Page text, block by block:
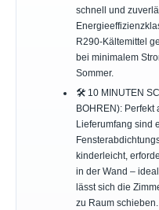
schnell und
R290-Kältemittel
bei minimalem
Sommer.
🛠️ 10 MINUTEN
BOHREN):
Lieferumfang sind
kinderleicht,
in der Wand –
lässt sich die
zu Raum schieben.